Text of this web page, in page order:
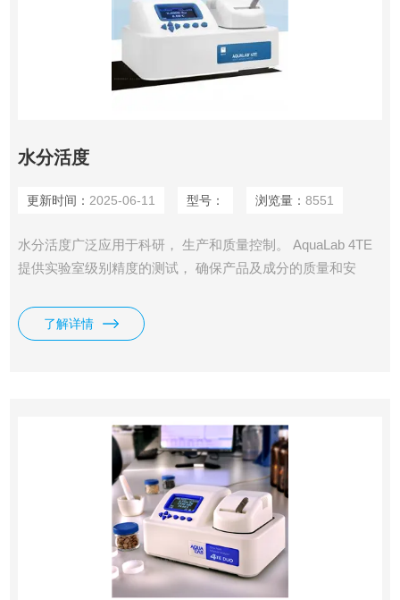
水分活度
更新时间： 2025-06-11 型号： 浏览量： 8551
水分活度广泛应用于科研， 生产和质量控制。 AquaLab 4TE
提供实验室级别精度的测试， 确保产品及成分的质量和安
钟，准确性高，达到0.003 aw，是国家标准推荐的*技术。目
前，超过80%的美国食品企业都选择了Aqualab 4TE仪器。
了解详情